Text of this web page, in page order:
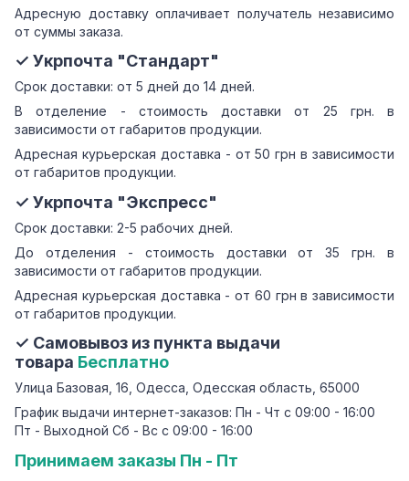
Адресную доставку оплачивает получатель независимо
от суммы заказа.
✓ Укрпочта "Стандарт"
Срок доставки: от 5 дней до 14 дней.
В отделение - стоимость доставки от 25 грн. в
зависимости от габаритов продукции.
Адресная курьерская доставка - от 50 грн в зависимости
от габаритов продукции.
✓ Укрпочта "Экспресс"
Срок доставки: 2-5 рабочих дней.
До отделения - стоимость доставки от 35 грн. в
зависимости от габаритов продукции.
Адресная курьерская доставка - от 60 грн в зависимости
от габаритов продукции.
✓ Самовывоз из пункта выдачи
товара Бесплатно
Улица Базовая, 16, Одесса, Одесская область, 65000
График выдачи интернет-заказов: Пн - Чт с 09:00 - 16:00
Пт - Выходной Сб - Вс с 09:00 - 16:00
Принимаем заказы Пн - Пт